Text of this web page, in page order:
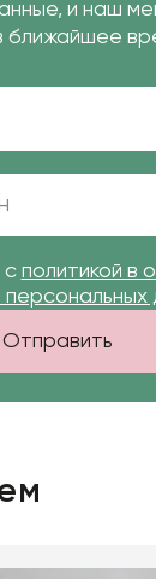
и наш
ближайшее
с политикой в
Отправить